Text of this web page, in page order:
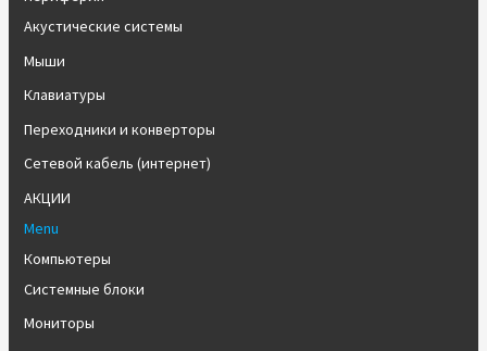
Акустические системы
Мыши
Клавиатуры
Переходники и конверторы
Сетевой кабель (интернет)
АКЦИИ
Menu
Компьютеры
Системные блоки
Мониторы